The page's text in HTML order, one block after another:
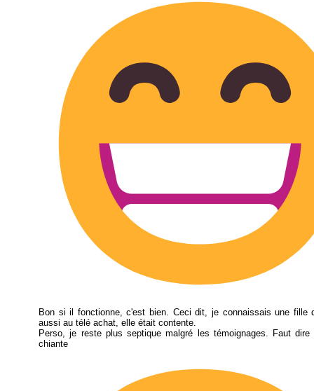
Bon si il fonctionne, c'est bien. Ceci dit, je connaissais une fille
aussi au télé achat, elle était contente.
Perso, je reste plus septique malgré les témoignages. Faut
chiante